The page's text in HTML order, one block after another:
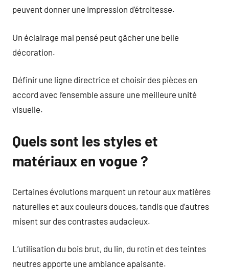
peuvent donner une impression d’étroitesse.
Un éclairage mal pensé peut gâcher une belle
décoration.
Définir une ligne directrice et choisir des pièces en
accord avec l’ensemble assure une meilleure unité
visuelle.
Quels sont les styles et
matériaux en vogue ?
Certaines évolutions marquent un retour aux matières
naturelles et aux couleurs douces, tandis que d’autres
misent sur des contrastes audacieux.
L’utilisation du bois brut, du lin, du rotin et des teintes
neutres apporte une ambiance apaisante.